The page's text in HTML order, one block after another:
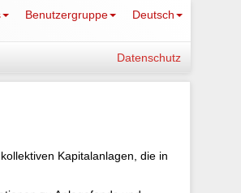
Datenschutz
Benutzergruppe Deutsch
Kapitalanlagen, die in